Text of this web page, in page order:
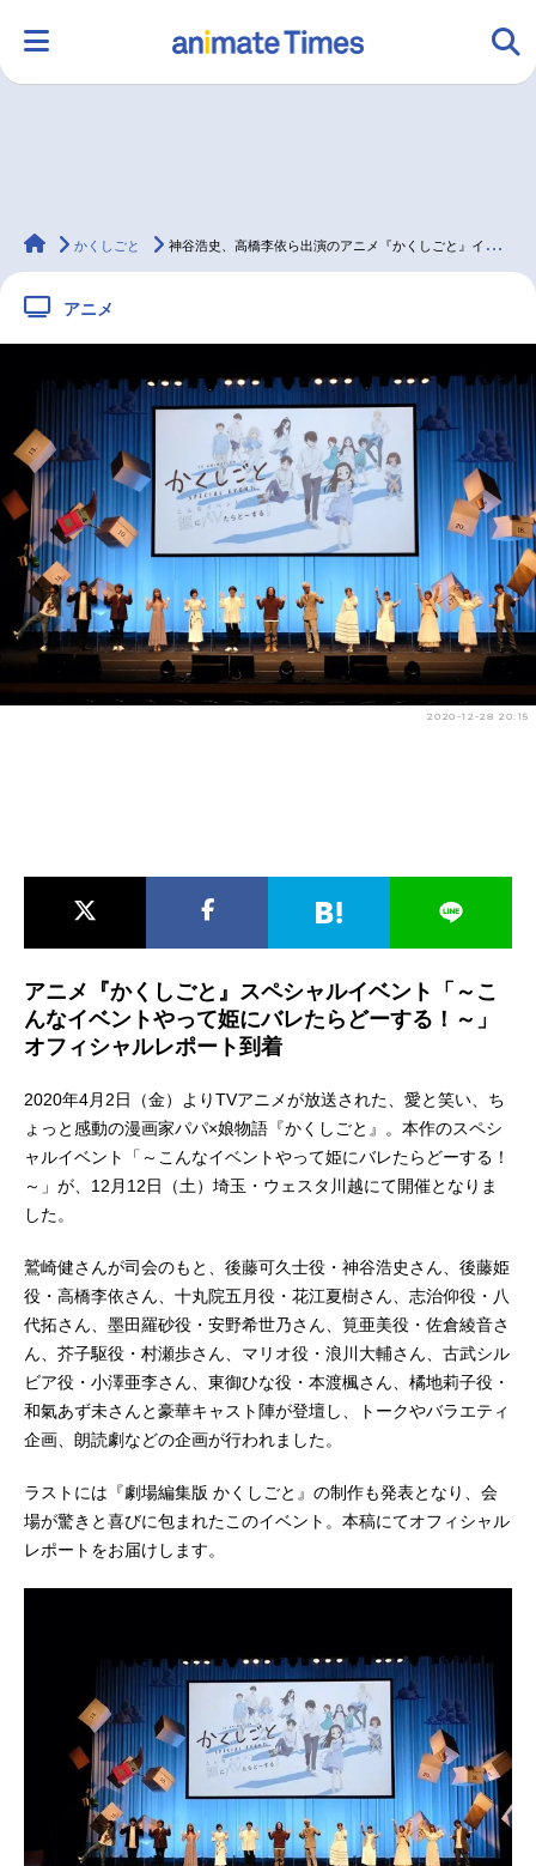
ラジオ みんなの声 グッズ 映画
配信・Vtuber 無料マンガ
最新記事一覧
アニメ記事一覧 声優記事一覧
アニメ映画一覧
今期アニメ曜日別一覧
春アニメ 夏アニメ
animateTimes
かくしごと 神谷浩史、高橋李依ら出演のアニメ『かくしごと』イベント公式レポート
アニメ
2020-12-28 20:15
アニメ『かくしごと』スペシャルイベント「～こ
んなイベントやって姫にバレたらどーする！～」
オフィシャルレポート到着
2020年4月2日（金）よりTVアニメが放送された、愛と笑い、ち
ょっと感動の漫画家パパ×娘物語『かくしごと』。本作のスペシ
ャルイベント「～こんなイベントやって姫にバレたらどーする！
～」が、12月12日（土）埼玉・ウェスタ川越にて開催となりま
した。
鷲崎健さんが司会のもと、後藤可久士役・神谷浩史さん、後藤姫
役・高橋李依さん、十丸院五月役・花江夏樹さん、志治仰役・八
代拓さん、墨田羅砂役・安野希世乃さん、筧亜美役・佐倉綾音さ
ん、芥子駆役・村瀬歩さん、マリオ役・浪川大輔さん、古武シル
ビア役・小澤亜李さん、東御ひな役・本渡楓さん、橘地莉子役・
和氣あず未さんと豪華キャスト陣が登壇し、トークやバラエティ
企画、朗読劇などの企画が行われました。
ラストには『劇場編集版 かくしごと』の制作も発表となり、会
場が驚きと喜びに包まれたこのイベント。本稿にてオフィシャル
レポートをお届けします。